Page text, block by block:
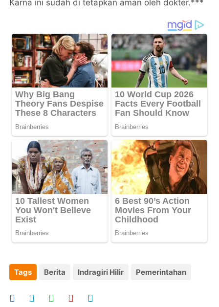
Karna ini sudah di tetapkan aman oleh dokter.***
Tags Berita Indragiri Hilir Pemerintahan